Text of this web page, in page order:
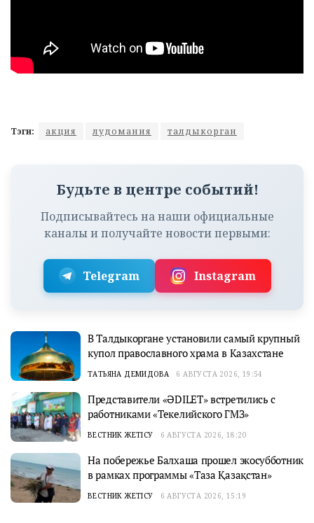
Тэги: акция лудомания талдыкорган
Будьте в центре событий!
Подписывайтесь на наши официальные
каналы и получайте новости первыми:
Telegram Instagram
В Талдыкоргане установили самый крупный
купол православного храма в Казахстане
ТАТЬЯНА ДЕМИДОВА 6 АВГУСТА 2026, 19:54
Представители «ӘDILET» встретились с
работниками «Текелийского ГМЗ»
ВЕСТНИК ЖЕТІСУ 6 АВГУСТА 2026, 18:20
На побережье Балхаша прошел экосубботник
в рамках программы «Таза Қазақстан»
ВЕСТНИК ЖЕТІСУ 6 АВГУСТА 2026, 15:19